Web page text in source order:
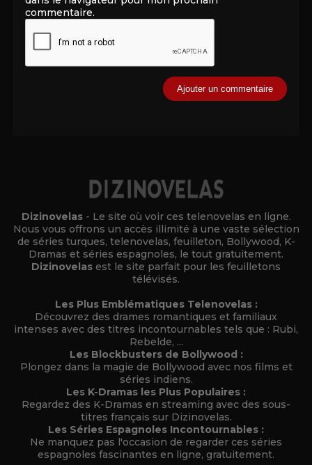
commentaire.
Dizinovelas - Le site où voir ces telenovelas en ligne.
Nous vous offrons un accès illimité à une vaste sélection
de séries turques, telenovelas, feuilleton, Bollywood, K-
Dramas et séries espagnoles, le tout gratuitement.
Dizinovelas est le site parfait pour les feuilletons
télévisés.
Les Plus Emblématiques Telenovelas :
Découvrez des drames romantiques et familiaux
intenses avec des titres incontournables tels que : Rubi,
Rebelde, ...
Les Blockbusters de Bollywood :
Plongez dans la magie de Bollywood avec nos films et
séries indiens.
Les K-Dramas les Plus Populaires :
Regardez des K-Dramas en streaming avec des sous-
titres français sur Dizinovelas.
Les Séries Espagnoles Incontournables :
Ne manquez pas l'occasion de regarder ces séries
espagnoles fascinantes en ligne, gratuitement.